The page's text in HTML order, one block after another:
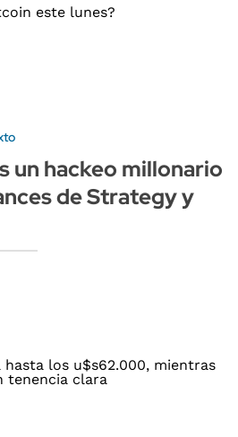
un hackeo millonario
de Strategy y